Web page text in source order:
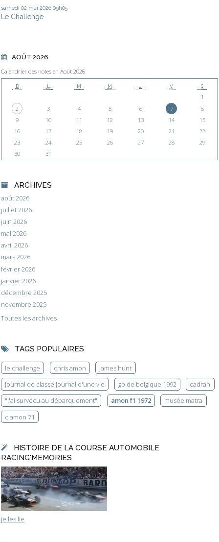
samedi 02 mai 2026 09h05
Le Challenge
AOÛT 2026
Calendrier des notes en Août 2026
D L M M J V S
1
2
3 4 5 6 7
8
9
10 11 12 13 14
15
16
17 18 19 20 21
22
23
24 25 26 27 28
29
30
31
ARCHIVES
août 2026
juillet 2026
juin 2026
mai 2026
avril 2026
mars 2026
février 2026
janvier 2026
décembre 2025
novembre 2025
Toutes les archives
TAGS POPULAIRES
le challenge chris amon
james hunt
journal de classe journal d'une vie
gp de belgique 1992
cadran
"j'ai survécu au débarquement"
amon f1 1972
musée matra
c.amon 71
HISTOIRE DE LA COURSE AUTOMOBILE
RACING'MEMORIES
je les lie